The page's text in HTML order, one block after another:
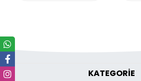
KATEGORİE